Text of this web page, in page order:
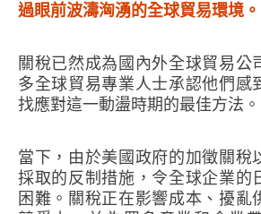
過眼前波濤洶湧的全球貿易環境。
關稅已然成為國內外全球貿易公
多全球貿易專業人士承認他們感
找應對這一動盪時期的最佳方法。
當下，由於美國政府的加徵關稅
採取的反制措施，令全球企業的
困難。關稅正在影響成本、擾亂